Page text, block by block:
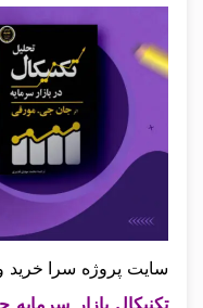
سایت پروژه سرا خرید
تکنیکال بازار